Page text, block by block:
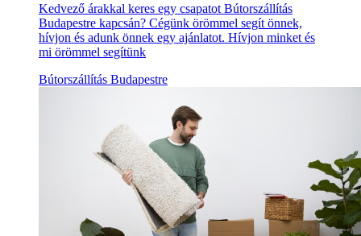
Kedvező árakkal keres egy csapatot Bútorszállítás
Budapestre kapcsán? Cégünk örömmel segít önnek,
hívjon és adunk önnek egy ajánlatot. Hívjon minket és
mi örömmel segítünk
Bútorszállítás Budapestre